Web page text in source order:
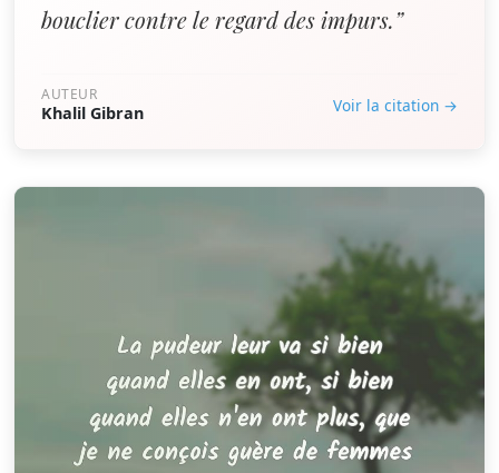
bouclier contre le regard des impurs.”
AUTEUR
Khalil Gibran Voir la citation →